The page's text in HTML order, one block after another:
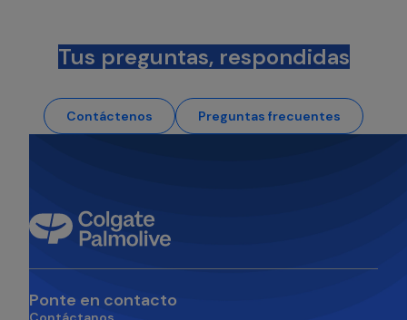
Tus preguntas, respondidas
Contáctenos Preguntas frecuentes
Ponte en contacto